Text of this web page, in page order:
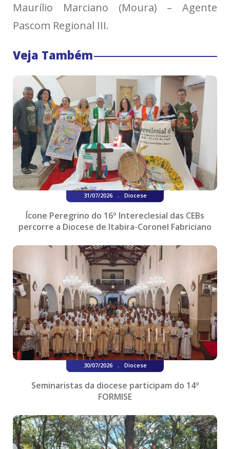
Maurílio Marciano (Moura) – Agente
Pascom Regional III.
Veja Também
31/07/2026 . Diocese
Ícone Peregrino do 16º Intereclesial das CEBs
percorre a Diocese de Itabira-Coronel Fabriciano
30/07/2026 . Diocese
Seminaristas da diocese participam do 14º
FORMISE